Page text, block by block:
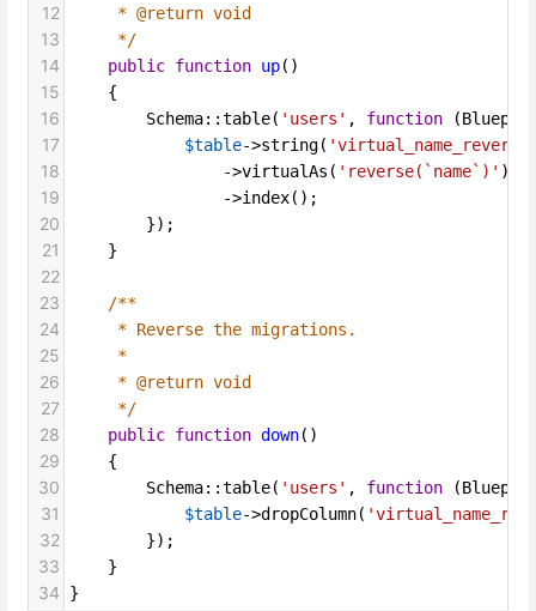
12 * @return void
13 */
14 public function up()
15
    {
16 Schema::table( 'users' , function (
17 $table->string(
18 ->virtualAs ( 'reverse(`name`)' )
19 ->index();
20
        });
21
    }
22
23
/**
24 * Reverse the migrations.
25 *
26 * @return void
27 */
28 public function down()
29
    {
30 Schema::table( 'users' , function (
31 $table->dropColumn(
32
        });
33
    }
34 }